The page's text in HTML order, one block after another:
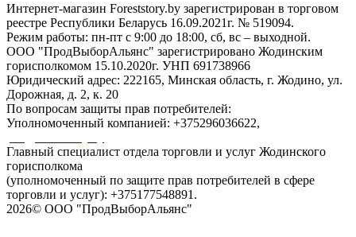
Интернет-магазин Foreststory.by зарегистрирован в торговом
реестре Республики Беларусь 16.09.2021г. № 519094.
Режим работы: пн-пт с 9:00 до 18:00, сб, вс – выходной.
ООО "ПродВыборАльянс" зарегистрировано Жодинским
горисполкомом 15.10.2020г. УНП 691738966
Юридический адрес: 222165, Минская область, г. Жодино, ул.
Дорожная, д. 2, к. 20
По вопросам защиты прав потребителей:
Уполномоченный компанией: +375296036622,
Главный специалист отдела торговли и услуг Жодинского
горисполкома
(уполномоченный по защите прав потребителей в сфере
торговли и услуг): +375177548891.
2026© ООО "ПродВыборАльянс"